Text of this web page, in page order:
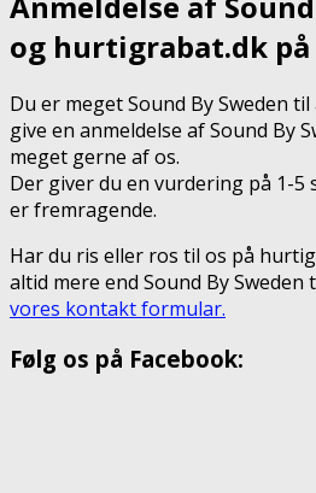
og hurtigrabat.dk
Du er meget Sound By Sweden til
give en anmeldelse af Sound By
meget gerne af os.
Der giver du en vurdering på 1-
er fremragende.
Har du ris eller ros til os på
altid mere end Sound By
vores kontakt formular.
Følg os på Facebook: